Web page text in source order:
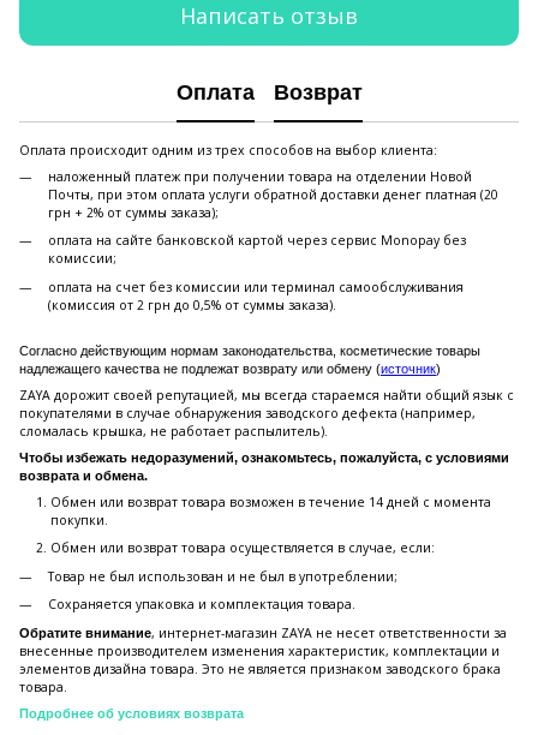
Написать отзыв
Оплата Возврат
Оплата происходит одним из трех способов на выбор клиента:
наложенный платеж при получении товара на отделении Новой
Почты, при этом оплата услуги обратной доставки денег платная (20
грн + 2% от суммы заказа);
оплата на сайте банковской картой через сервис Monopay без
комиссии;
оплата на счет без комиссии или терминал самообслуживания
(комиссия от 2 грн до 0,5% от суммы заказа).
Согласно действующим нормам законодательства, косметические товары
надлежащего качества не подлежат возврату или обмену (источник)
ZAYA дорожит своей репутацией, мы всегда стараемся найти общий язык с
покупателями в случае обнаружения заводского дефекта (например,
сломалась крышка, не работает распылитель).
Чтобы избежать недоразумений, ознакомьтесь, пожалуйста, с условиями
возврата и обмена.
Обмен или возврат товара возможен в течение 14 дней с момента
покупки.
Обмен или возврат товара осуществляется в случае, если:
Товар не был использован и не был в употреблении;
Сохраняется упаковка и комплектация товара.
Обратите внимание, интернет-магазин ZAYA не несет ответственности за
внесенные производителем изменения характеристик, комплектации и
элементов дизайна товара. Это не является признаком заводского брака
товара.
Подробнее об условиях возврата